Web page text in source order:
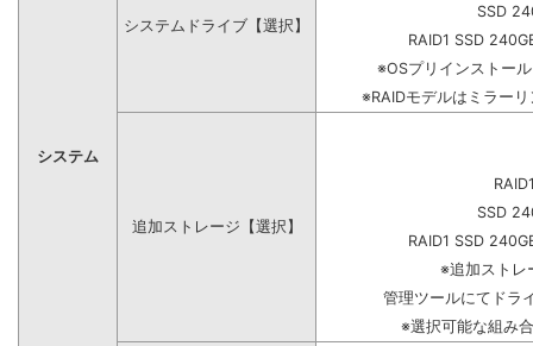
システム
システムドライブ【選択】
SSD
RAID1 SSD
※OSプリインストー
※RAIDモデルはミラー
追加ストレージ【選択】
SSD
RAID1 SSD
※追加ストレ
管理ツールにてドラ
※選択可能な組み